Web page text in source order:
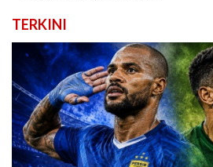
TERKINI